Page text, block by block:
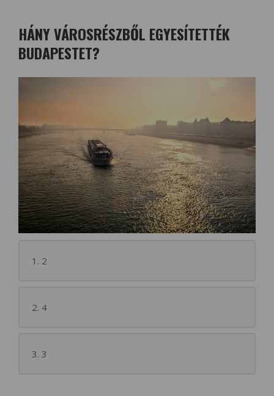
HÁNY VÁROSRÉSZBŐL EGYESÍTETTÉK
BUDAPESTET?
1. 2
2. 4
3. 3